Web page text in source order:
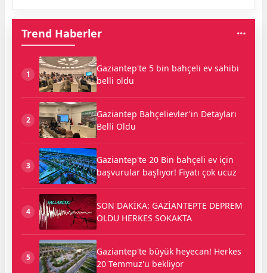
Trend Haberler
1
Gaziantep'te 5 bin bahçeli ev sahibi
belli oldu
2
Gaziantep Bahçelievler'in Detayları
Belli Oldu
3
Gaziantep'te 20 Bin bahçeli ev için
başvurular başlıyor! Fiyatı çok ucuz
4
SON DAKİKA: GAZİANTEPTE DEPREM
OLDU HERKES SOKAKTA
5
Gaziantep'te büyük heyecan! Herkes
20 Temmuz'u bekliyor